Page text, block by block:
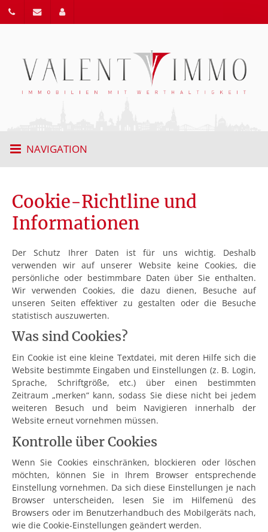
NAVIGATION
Cookie-Richtline und
Informationen
Der Schutz Ihrer Daten ist für uns wichtig. Deshalb
verwenden wir auf unserer Website keine Cookies, die
persönliche oder bestimmbare Daten über Sie enthalten.
Wir verwenden Cookies, die dazu dienen, Besuche auf
unseren Seiten effektiver zu gestalten oder die Besuche
statistisch auszuwerten.
Was sind Cookies?
Ein Cookie ist eine kleine Textdatei, mit deren Hilfe sich die
Website bestimmte Eingaben und Einstellungen (z. B. Login,
Sprache, Schriftgröße, etc.) über einen bestimmten
Zeitraum „merken“ kann, sodass Sie diese nicht bei jedem
weiteren Besuch und beim Navigieren innerhalb der
Website erneut vornehmen müssen.
Kontrolle über Cookies
Wenn Sie Cookies einschränken, blockieren oder löschen
möchten, können Sie in Ihrem Browser entsprechende
Einstellung vornehmen. Da sich diese Einstellungen je nach
Browser unterscheiden, lesen Sie im Hilfemenü des
Browsers oder im Benutzerhandbuch des Mobilgeräts nach,
wie die Cookie-Einstellungen geändert werden.